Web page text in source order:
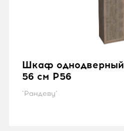
Шкаф однодверный
56 см P56
"Рандеву"